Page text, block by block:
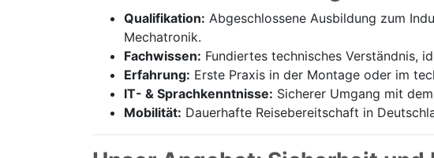
Qualifikation: Abgeschlossene Ausbildung zum
Mechatronik.
Fachwissen: Fundiertes technisches Verständnis,
Erfahrung: Erste Praxis in der Montage oder im
IT- & Sprachkenntnisse: Sicherer Umgang mit
Mobilität: Dauerhafte Reisebereitschaft in